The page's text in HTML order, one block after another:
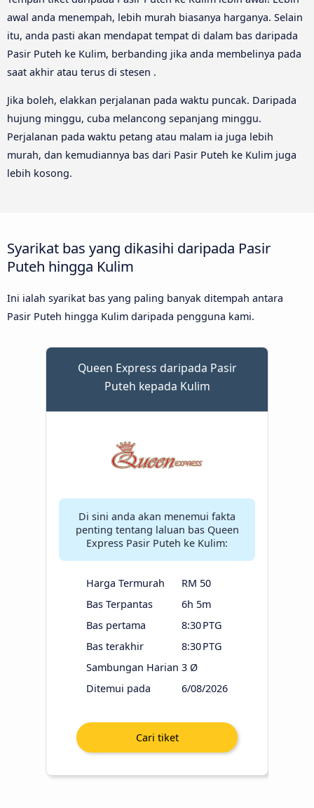
awal anda menempah, lebih murah biasanya harganya. Selain
itu, anda pasti akan mendapat tempat di dalam bas daripada
Pasir Puteh ke Kulim, berbanding jika anda membelinya pada
saat akhir atau terus di stesen .
Jika boleh, elakkan perjalanan pada waktu puncak. Daripada
hujung minggu, cuba melancong sepanjang minggu.
Perjalanan pada waktu petang atau malam ia juga lebih
murah, dan kemudiannya bas dari Pasir Puteh ke Kulim juga
lebih kosong.
Syarikat bas yang dikasihi daripada Pasir
Puteh hingga Kulim
Ini ialah syarikat bas yang paling banyak ditempah antara
Pasir Puteh hingga Kulim daripada pengguna kami.
Queen Express daripada Pasir
Puteh kepada Kulim
Di sini anda akan menemui fakta
penting tentang laluan bas Queen
Express Pasir Puteh ke Kulim:
Harga Termurah
RM 50
Bas Terpantas
6h 5m
Bas pertama
8:30 PTG
Bas terakhir
8:30 PTG
Sambungan Harian 3 Ø
Ditemui pada
6/08/2026